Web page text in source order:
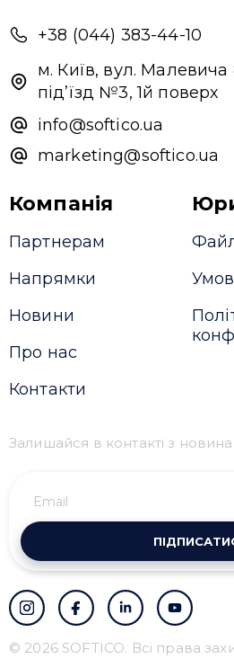
+38 (044) 383-44-10
м. Київ, вул. Малевича
під’їзд №3, 1й поверх
info@softico.ua
marketing@softico.ua
Компанія
Партнерам
Напрямки
Новини
Про нас
Контакти
Залишайся в контакті з
© 2026 SOFTICO. Всі права